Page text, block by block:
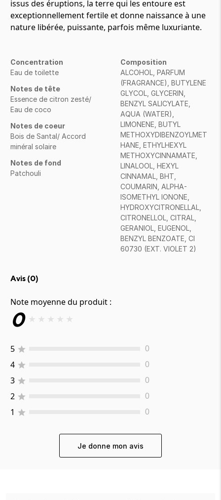
issus des éruptions, la terre qui les entoure est
exceptionnellement fertile et donne naissance à une
nature libérée, puissante, parfois même luxuriante.
Concentration
Eau de toilette
Notes de tête
Essence de citron zesté/
Eau de coco
Notes de coeur
Bois de Santal/ Accord
minéral solaire
Notes de fond
Patchouli
Composition
ALCOHOL, PARFUM
(FRAGRANCE), BUTYLENE
GLYCOL, GLYCERIN,
BENZYL SALICYLATE,
AQUA (WATER),
LIMONENE, BUTYL
METHOXYDIBENZOYLMET
HANE, ETHYLHEXYL
METHOXYCINNAMATE,
LINALOOL, HEXYL
CINNAMAL, BHT,
COUMARIN, ALPHA-
ISOMETHYL IONONE,
HYDROXYCITRONELLAL,
CITRONELLOL, CITRAL,
GERANIOL, EUGENOL,
BENZYL BENZOATE, CI
60730 (EXT. VIOLET 2)
Avis (0)
Note moyenne du produit :
0 ★ ★ ★ ★ ★
5 0
4 0
3 0
2 0
1 0
Je donne mon avis